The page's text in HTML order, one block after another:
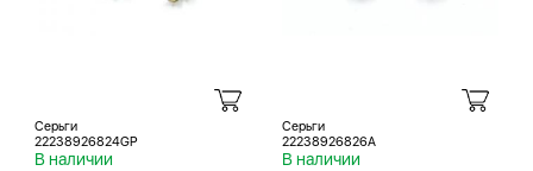
Серьги
22238926824GP
В наличии
Серьги
22238926826A
В наличии